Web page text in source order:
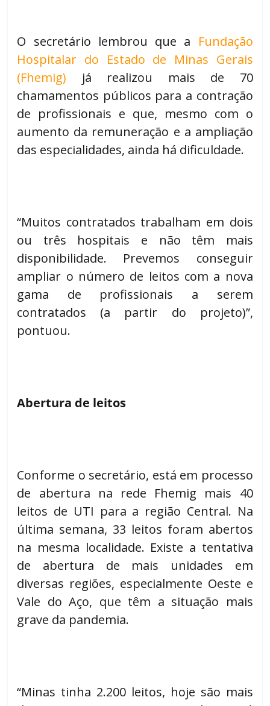
O secretário lembrou que a Fundação
Hospitalar do Estado de Minas Gerais
(Fhemig) já realizou mais de 70
chamamentos públicos para a contração
de profissionais e que, mesmo com o
aumento da remuneração e a ampliação
das especialidades, ainda há dificuldade.
“Muitos contratados trabalham em dois
ou três hospitais e não têm mais
disponibilidade. Prevemos conseguir
ampliar o número de leitos com a nova
gama de profissionais a serem
contratados (a partir do projeto)”,
pontuou.
Abertura de leitos
Conforme o secretário, está em processo
de abertura na rede Fhemig mais 40
leitos de UTI para a região Central. Na
última semana, 33 leitos foram abertos
na mesma localidade. Existe a tentativa
de abertura de mais unidades em
diversas regiões, especialmente Oeste e
Vale do Aço, que têm a situação mais
grave da pandemia.
“Minas tinha 2.200 leitos, hoje são mais